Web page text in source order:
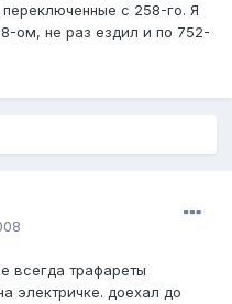
с 258-го. Я
ом, не раз ездил и по 752-
всегда трафареты
электричке. доехал до